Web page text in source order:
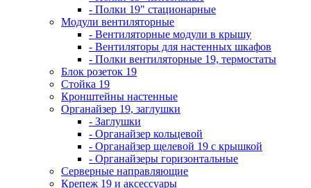
- Полки 19" стационарные
Модули вентиляторные
- Вентиляторные модули в крышу
- Вентиляторы для настенных шкафов
- Полки вентиляторные 19, термостаты
Блок розеток 19
Стойка 19
Кронштейны настенные
Органайзер 19, заглушки
- Заглушки
- Органайзер кольцевой
- Органайзер щелевой 19 с крышкой
- Органайзеры горизонтальные
Серверные направляющие
Крепеж 19 и аксессуары